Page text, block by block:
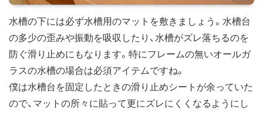
水槽の下には必ず水槽用のマットを敷きましょう。水槽台
の多少の歪みや振動を吸収したり、水槽がズレ落ちるのを
防ぐ滑り止めにもなります。特にフレームの無いオールガ
ラスの水槽の場合は必須アイテムですね。
僕は水槽台を固定したときの滑り止めシートが余っていた
ので、マットの所々に貼って更にズレにくくなるようにし